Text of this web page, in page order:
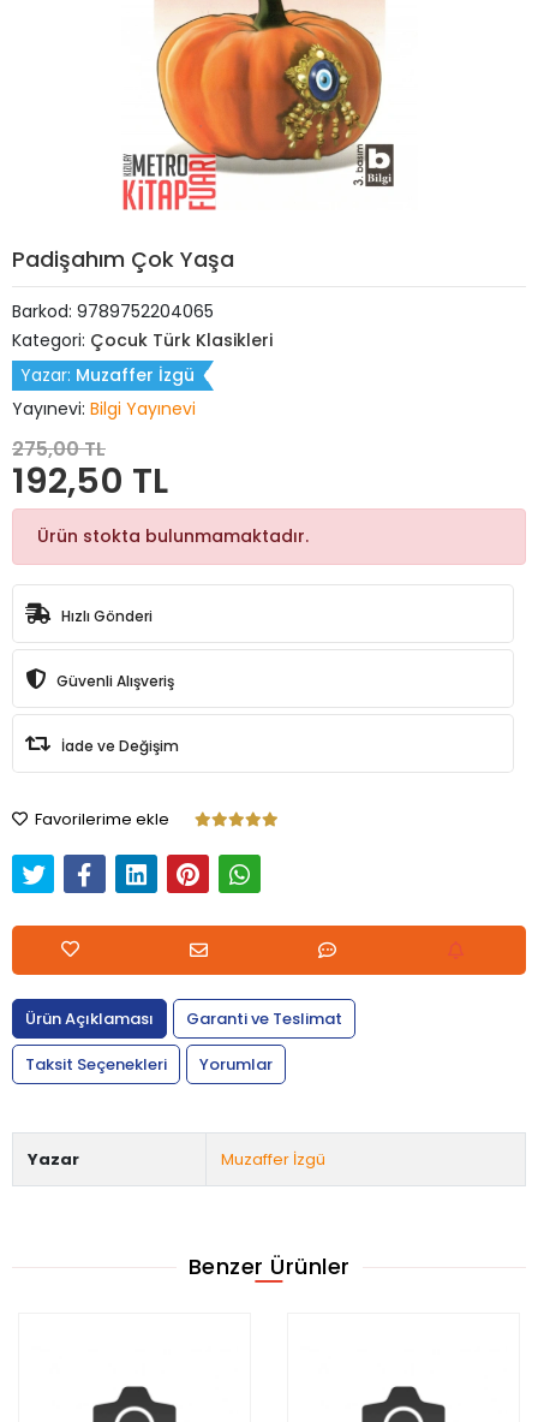
Padişahım Çok Yaşa
Barkod: 9789752204065
Kategori: Çocuk Türk Klasikleri
Yazar: Muzaffer İzgü
Yayınevi: Bilgi Yayınevi
275,00 TL
192,50 TL
Ürün stokta bulunmamaktadır.
Hızlı Gönderi
Güvenli Alışveriş
İade ve Değişim
Favorilerime ekle
Ürün Açıklaması
Garanti ve Teslimat
Taksit Seçenekleri
Yorumlar
Yazar Muzaffer İzgü
Benzer Ürünler